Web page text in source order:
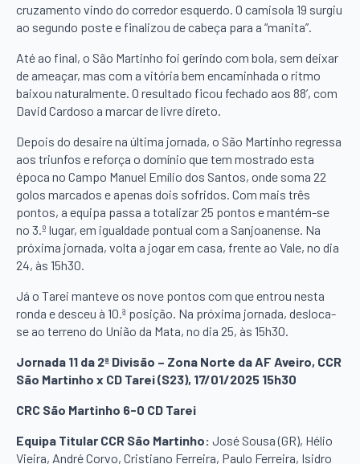
cruzamento vindo do corredor esquerdo. O camisola 19 surgiu
ao segundo poste e finalizou de cabeça para a “manita”.
Até ao final, o São Martinho foi gerindo com bola, sem deixar
de ameaçar, mas com a vitória bem encaminhada o ritmo
baixou naturalmente. O resultado ficou fechado aos 88’, com
David Cardoso a marcar de livre direto.
Depois do desaire na última jornada, o São Martinho regressa
aos triunfos e reforça o domínio que tem mostrado esta
época no Campo Manuel Emílio dos Santos, onde soma 22
golos marcados e apenas dois sofridos. Com mais três
pontos, a equipa passa a totalizar 25 pontos e mantém-se
no 3.º lugar, em igualdade pontual com a Sanjoanense. Na
próxima jornada, volta a jogar em casa, frente ao Vale, no dia
24, às 15h30.
Já o Tarei manteve os nove pontos com que entrou nesta
ronda e desceu à 10.ª posição. Na próxima jornada, desloca-
se ao terreno do União da Mata, no dia 25, às 15h30.
Jornada 11 da 2ª Divisão – Zona Norte da AF Aveiro, CCR
São Martinho x CD Tarei (S23), 17/01/2025 15h30
CRC São Martinho 6-0 CD Tarei
Equipa Titular CCR São Martinho: José Sousa (GR), Hélio
Vieira, André Corvo, Cristiano Ferreira, Paulo Ferreira, Isidro